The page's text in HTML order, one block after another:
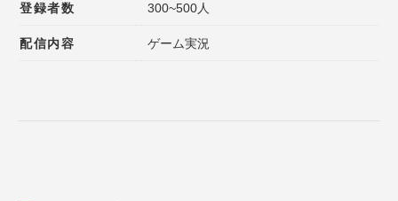
登録者数 300~500人
配信内容 ゲーム実況